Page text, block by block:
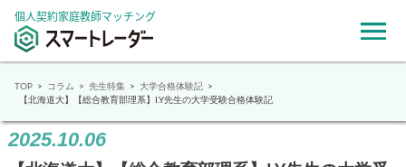
個人契約家庭教師マッチング
TOP コラム 先生特集
大学合格体験記
【北海道大】【総合教育部理系】I.Y先生の大学受験合格体験記
2025.10.06